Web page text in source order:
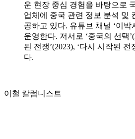
운 현장 중심 경험을 바탕으로
업체에 중국 관련 정보 분석 및
공하고 있다. 유튜브 채널 ‘이박
운영한다. 저서로 ‘중국의 선택
된 전쟁’(2023), ‘다시 시작된 전
다.
이철 칼럼니스트